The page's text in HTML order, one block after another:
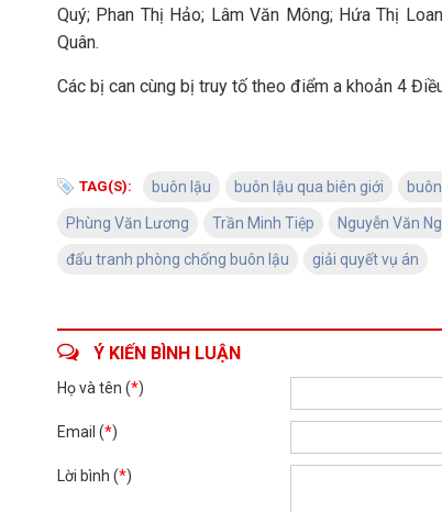
Quý; Phan Thị Hảo; Lâm Văn Mông; Hứa Thị
Quân.
Các bị can cùng bị truy tố theo điểm a khoản 4
TAG(S): buôn lậu buôn lậu qua biên giới
Phùng Văn Lương Trần Minh Tiệp Nguyễn Văn
đấu tranh phòng chống buôn lậu giải quyết vụ án
Ý KIẾN BÌNH LUẬN
Họ và tên (*)
Email (*)
Lời bình (*)